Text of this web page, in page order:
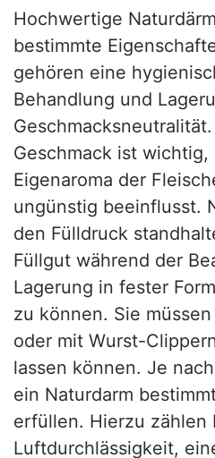
Hochwertige
bestimmte
gehören eine
Behandlung und
Geschmack ist wichtig,
Eigenaroma der
ungünstig beeinflusst.
den Fülldruck
Füllgut während der
Lagerung in fester
zu können. Sie
oder mit Wurst-
lassen können. Je
ein Naturdarm
erfüllen. Hierzu zählen
Luftdurchlässigkeit,